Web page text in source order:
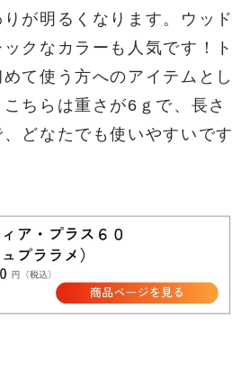
が明るくなります。ウッド
クなカラーも人気です！ト
て使う方へのアイテムとし
ちらは重さが6ｇで、長さ
どなたでも使いやすいです